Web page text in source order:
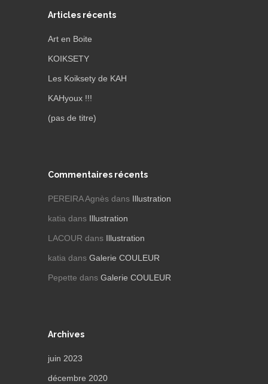
Articles récents
Art en Boite
KOIKSETY
Les Koiksety de KAH
KAHyoux !!!
(pas de titre)
Commentaires récents
PEREIRA Agnès dans Illustration
katia dans Illustration
LACOUR dans Illustration
katia dans Galerie COULEUR
Pepette dans Galerie COULEUR
Archives
juin 2023
décembre 2020